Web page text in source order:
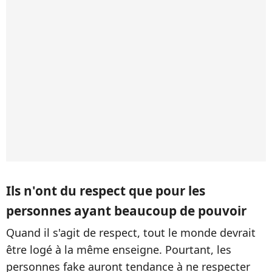
Ils n'ont du respect que pour les
personnes ayant beaucoup de pouvoir
Quand il s'agit de respect, tout le monde devrait
être logé à la même enseigne. Pourtant, les
personnes fake auront tendance à ne respecter